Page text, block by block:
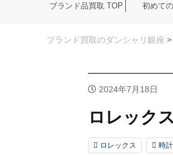
ブランド品買取 TOP 初めて
ブランド買取のダンシャリ銀座 >
2024年7月18日
ロレック
ロレックス 時計